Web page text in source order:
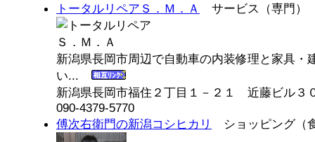
トータルリペアＳ．Ｍ．Ａ
サービス（専門）
新潟県長岡市周辺で自動車の内装修理と家具・
い...
新潟県長岡市福住２丁目１－２１ 近藤ビル３
090-4379-5770
傅次右衛門の新潟コシヒカリ
ショッピング（